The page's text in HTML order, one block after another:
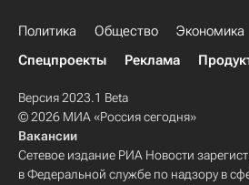
Политика Общество Экономика
Спецпроекты
Реклама
Версия 2023.1 Beta
© 2026 МИА «Россия сегодня»
Вакансии
Сетевое издание РИА Новости
в Федеральной службе по надзору в